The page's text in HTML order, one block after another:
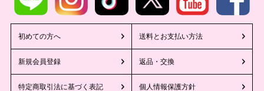
初めての方へ 送料とお支払い方法
新規会員登録 返品・交換
特定商取引法に基づく表記 個人情報保護方針